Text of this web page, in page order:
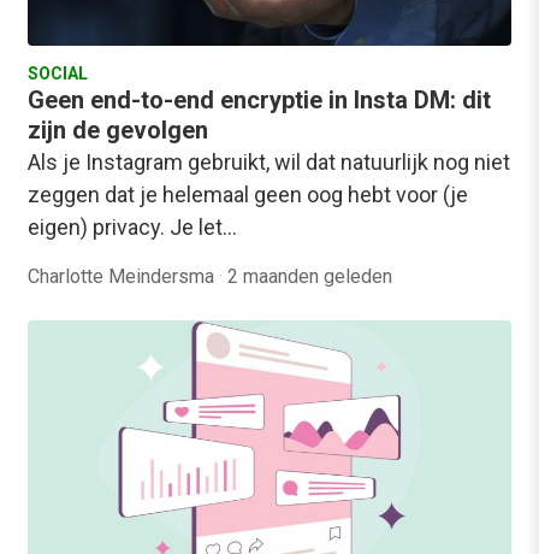
SOCIAL
Geen end-to-end encryptie in Insta DM: dit
zijn de gevolgen
Als je Instagram gebruikt, wil dat natuurlijk nog niet
zeggen dat je helemaal geen oog hebt voor (je
eigen) privacy. Je let…
Charlotte Meindersma · 2 maanden geleden